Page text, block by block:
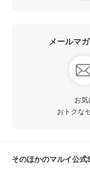
メールマ
お
おトクな
そのほかのマルイ公式